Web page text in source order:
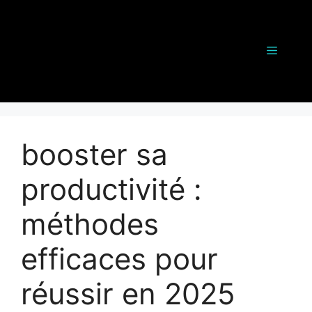
Menu
booster sa
productivité :
méthodes
efficaces pour
réussir en 2025